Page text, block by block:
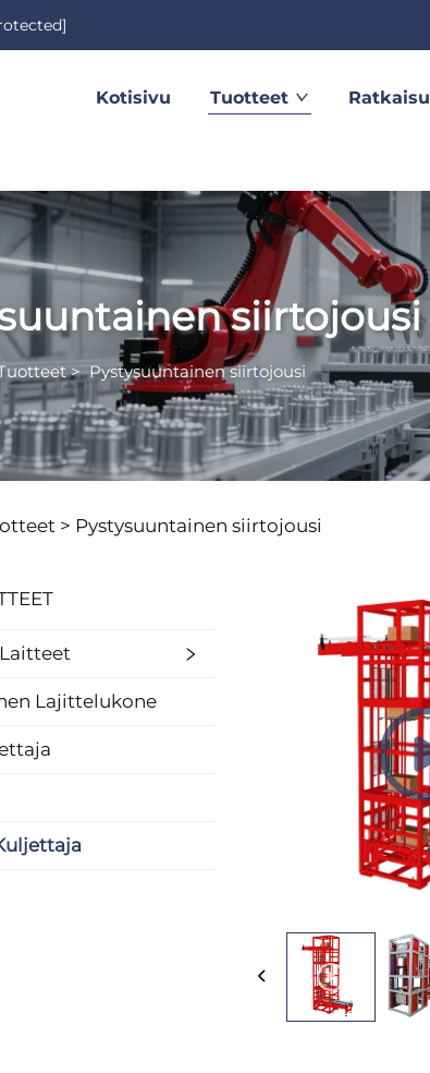
Kotisivu Tuotteet Ratkaisu
siirtojousi
>Pystysuuntainen siirtojousi
> Pystysuuntainen siirtojousi
Lajittelukone